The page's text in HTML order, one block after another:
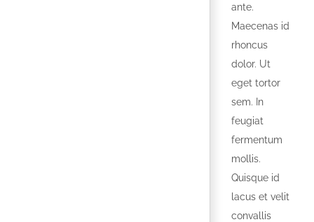
ante.
Maecenas id
rhoncus
dolor. Ut
eget tortor
sem. In
feugiat
fermentum
mollis.
Quisque id
lacus et velit
convallis